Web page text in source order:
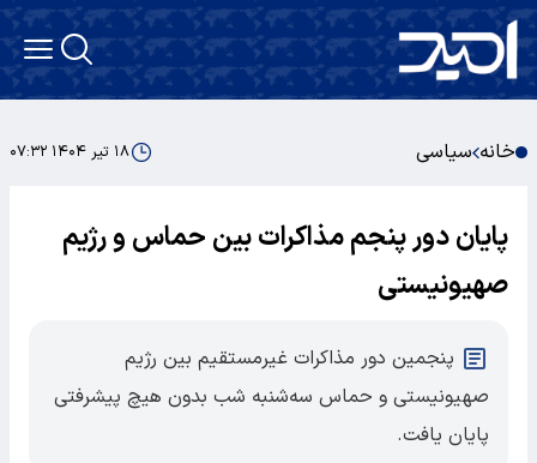
خانه سیاسی ۱۸ تیر ۱۴۰۴ ۰۷:۳۲
پایان دور پنجم مذاکرات بین حماس و رژیم
صهیونیستی
پنجمین دور مذاکرات غیرمستقیم بین رژیم
صهیونیستی و حماس سه‌شنبه شب بدون هیچ پیشرفتی
پایان یافت.